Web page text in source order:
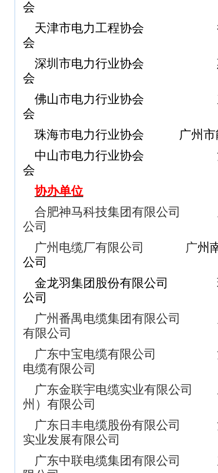
会
天津市电力工程协会 徐
会
深圳市电力行业协会 惠
会
佛山市电力行业协会 东
会
珠海市电力行业协会
广州
中山市电力行业协会 江
会
协办单位
合肥神马科技集团有限公司
公司
广州电缆厂有限公司
广州
公司
金龙羽集团股份有限公司 珠
公司
广州番禺电缆集团有限公司
有限公司
广东中宝电缆有限公司 深
电缆有限公司
广东金联宇电缆实业有限公司
州）有限公司
广东日丰电缆股份有限公司
实业发展有限公司
广东中联电缆集团有限公司